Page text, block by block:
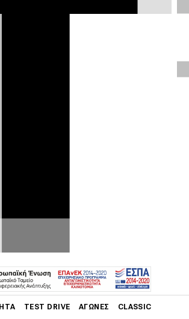
TEST DRIVE ΑΓΏΝΕΣ CLASSIC
εποχή. Η Lyriq
αποκτήσει εδώ και